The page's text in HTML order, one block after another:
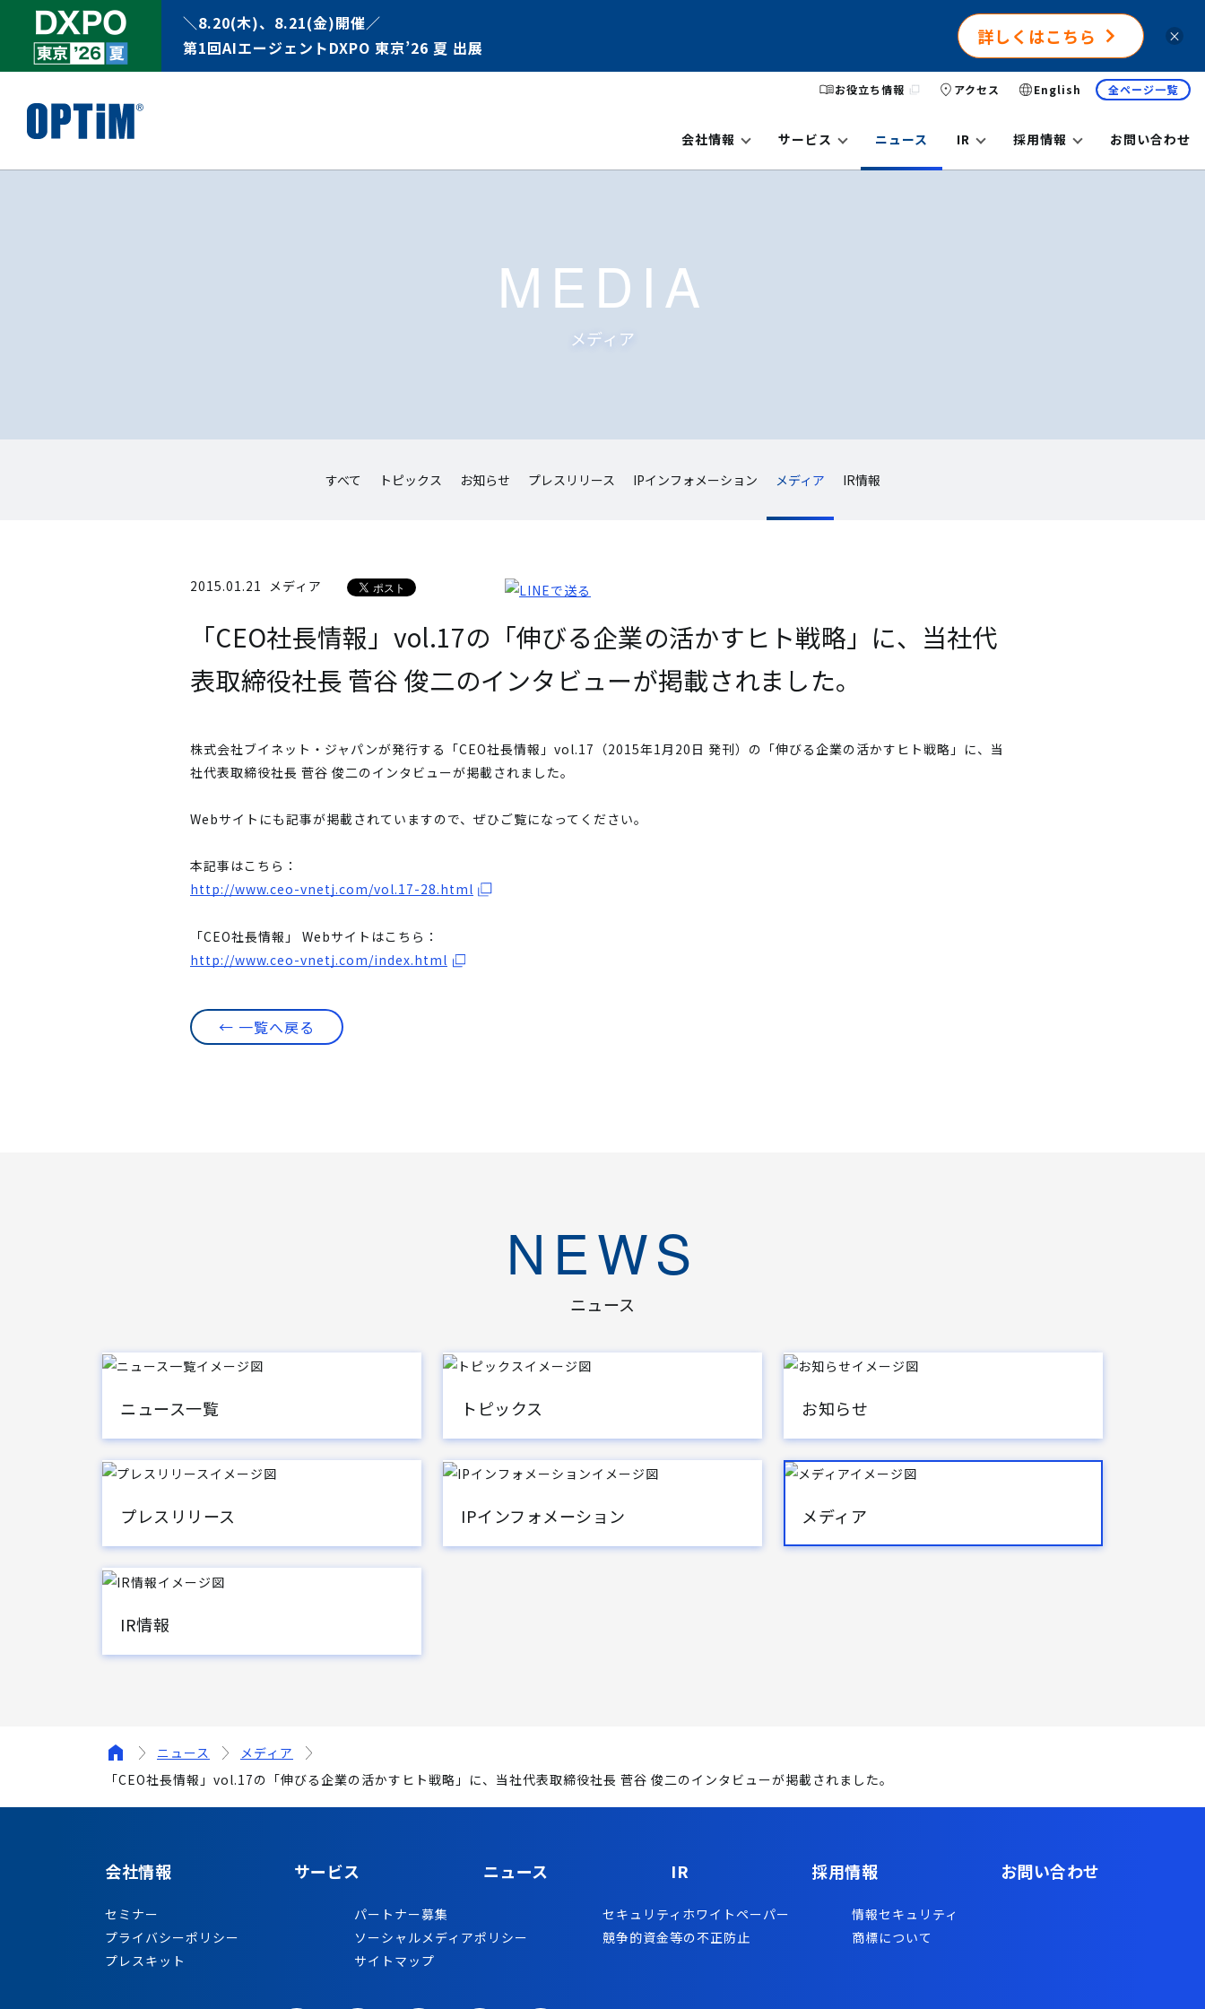
＼8.20(木)、8.21(金)開催／
第1回AIエージェントDXPO 東京’26 夏 出展
詳しくはこちら ×
お役立ち情報 アクセス English 全ページ一覧
会社情報 サービス ニュース IR 採用情報 お問い合わせ
MEDIA
メディア
すべて トピックス お知らせ プレスリリース IPインフォメーション メディア IR情報
2015.01.21 メディア
「CEO社長情報」vol.17の「伸びる企業の活かすヒト戦略」に、当社代
表取締役社長 菅谷 俊二のインタビューが掲載されました。
株式会社ブイネット・ジャパンが発行する「CEO社長情報」vol.17（2015年1月20日 発刊）の「伸びる企業の活かすヒト戦略」に、当
社代表取締役社長 菅谷 俊二のインタビューが掲載されました。
Webサイトにも記事が掲載されていますので、ぜひご覧になってください。
本記事はこちら：
http://www.ceo-vnetj.com/vol.17-28.html
「CEO社長情報」 Webサイトはこちら：
http://www.ceo-vnetj.com/index.html
← 一覧へ戻る
NEWS
ニュース
ニュース一覧 トピックス お知らせ
プレスリリース IPインフォメーション メディア
IR情報
ニュース
メディア
「CEO社長情報」vol.17の「伸びる企業の活かすヒト戦略」に、当社代表取締役社長 菅谷 俊二のインタビューが掲載されました。
会社情報 サービス ニュース IR 採用情報 お問い合わせ
セミナー パートナー募集 セキュリティホワイトペーパー
情報セキュリティ
プライバシーポリシー
ソーシャルメディアポリシー 競争的資金等の不正防止
商標について
プレスキット
サイトマップ